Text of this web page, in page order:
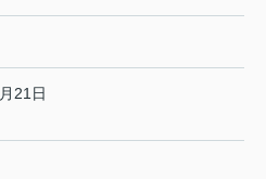
21日